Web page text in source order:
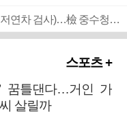
■ 검사 신분 버리고 직급하향(10년 이하 저연차 검사)…檢 중수청행 기피
스포츠 +
’ 꿈틀댄다…거인 가
살릴까